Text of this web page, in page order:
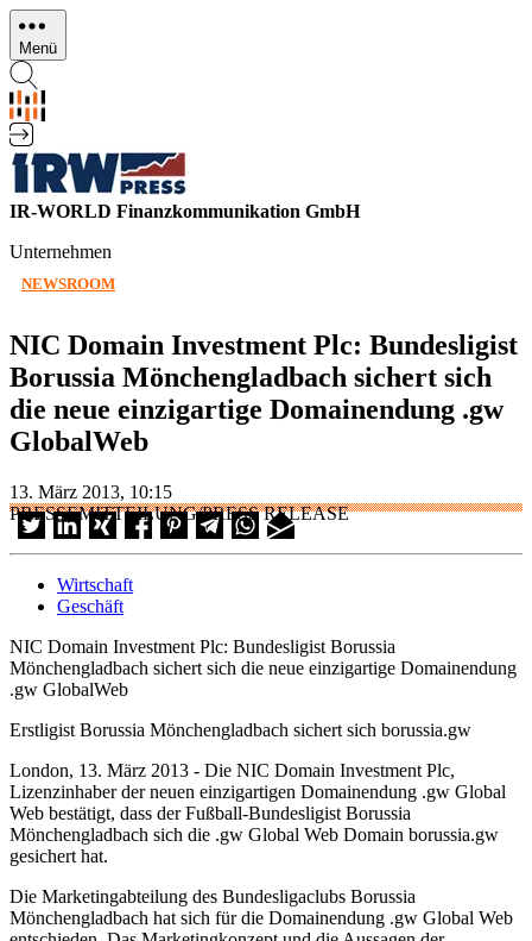
Direkt
zum
Inhalt
Menü
IR-WORLD Finanzkommunikation GmbH
Unternehmen
NEWSROOM
NIC Domain Investment Plc: Bundesligist
Borussia Mönchengladbach sichert sich
die neue einzigartige Domainendung .gw
GlobalWeb
13. März 2013, 10:15
PRESSEMITTEILUNG/PRESS RELEASE
Wirtschaft
Geschäft
NIC Domain Investment Plc: Bundesligist Borussia
Mönchengladbach sichert sich die neue einzigartige Domainendung
.gw GlobalWeb
Erstligist Borussia Mönchengladbach sichert sich borussia.gw
London, 13. März 2013 - Die NIC Domain Investment Plc,
Lizenzinhaber der neuen einzigartigen Domainendung .gw Global
Web bestätigt, dass der Fußball-Bundesligist Borussia
Mönchengladbach sich die .gw Global Web Domain borussia.gw
gesichert hat.
Die Marketingabteilung des Bundesligaclubs Borussia
Mönchengladbach hat sich für die Domainendung .gw Global Web